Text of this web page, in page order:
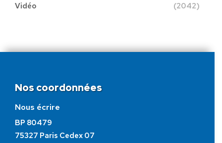
Vidéo
(2042)
Nos coordonnées
Nous écrire
BP 80479
75327 Paris Cedex 07